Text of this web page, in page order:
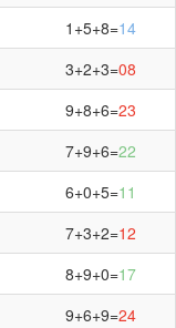
1+5+8=14
3+2+3=08
9+8+6=23
7+9+6=22
6+0+5=11
7+3+2=12
8+9+0=17
9+6+9=24